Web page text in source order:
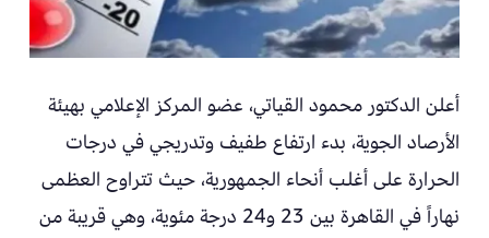
أعلن الدكتور محمود القياتي، عضو المركز الإعلامي بهيئة
الأرصاد الجوية، بدء ارتفاع طفيف وتدريجي في درجات
الحرارة على أغلب أنحاء الجمهورية، حيث تتراوح العظمى
نهاراً في القاهرة بين 23 و24 درجة مئوية، وهي قريبة من